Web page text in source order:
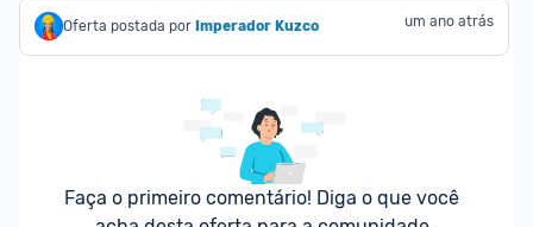
Oferta postada por Imperador Kuzco um ano atrás
Faça o primeiro comentário! Diga o que você